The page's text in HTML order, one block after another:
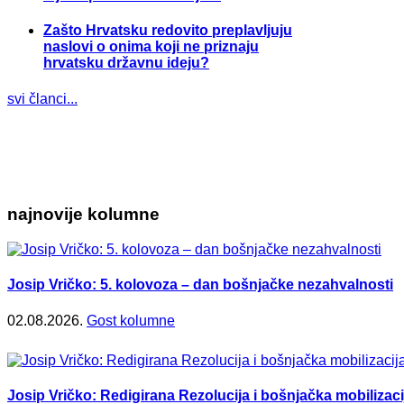
Zašto Hrvatsku redovito preplavljuju
naslovi o onima koji ne priznaju
hrvatsku državnu ideju?
svi članci...
najnovije kolumne
Josip Vričko: 5. kolovoza – dan bošnjačke nezahvalnosti
02.08.2026. Gost kolumne
Josip Vričko: Redigirana Rezolucija i bošnjačka